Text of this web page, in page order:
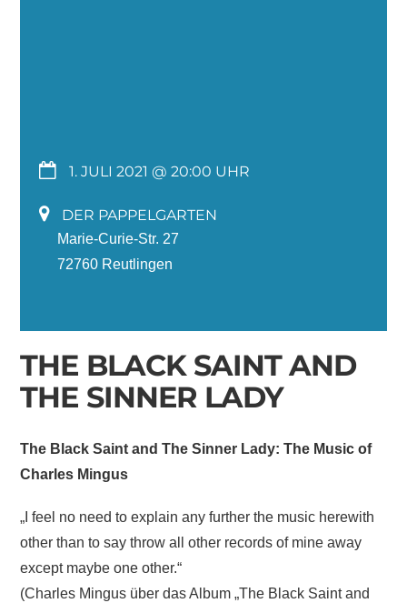
1. JULI 2021 @ 20:00
DER PAPPELGARTEN
Marie-Curie-Str. 27
72760 Reutlingen
THE BLACK SAINT AND
THE SINNER LADY
The Black Saint and The Sinner Lady: The Music of
Charles Mingus
„I feel no need to explain any further the music herewith
other than to say throw all other records of mine away
except maybe one other.“
(Charles Mingus über das Album „The Black Saint and